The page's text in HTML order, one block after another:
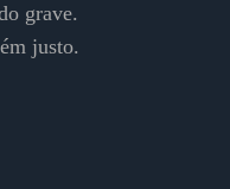
grave.
justo.